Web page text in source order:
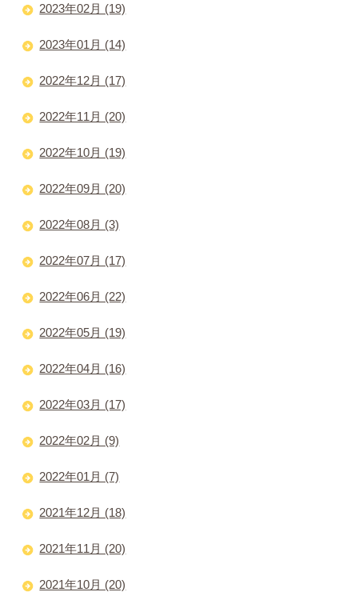
2023年02月 (19)
2023年01月 (14)
2022年12月 (17)
2022年11月 (20)
2022年10月 (19)
2022年09月 (20)
2022年08月 (3)
2022年07月 (17)
2022年06月 (22)
2022年05月 (19)
2022年04月 (16)
2022年03月 (17)
2022年02月 (9)
2022年01月 (7)
2021年12月 (18)
2021年11月 (20)
2021年10月 (20)